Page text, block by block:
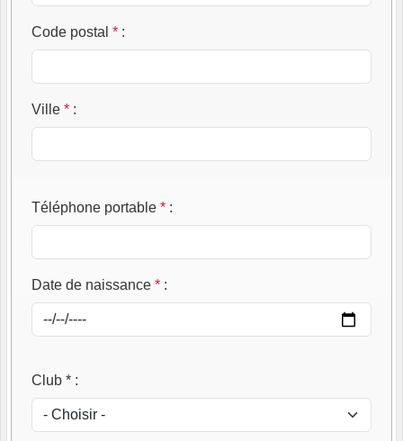
Code postal * :
Ville * :
Téléphone portable * :
Date de naissance * :
Club * :